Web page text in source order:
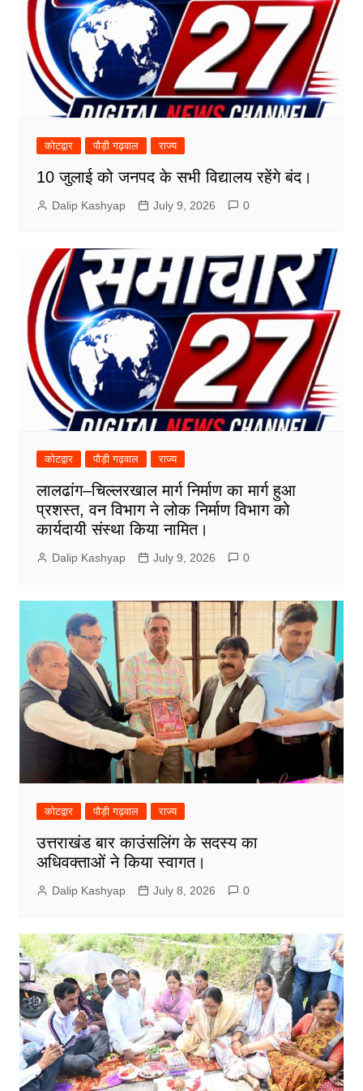
कोटद्वार पौड़ी गढ़वाल राज्य
10 जुलाई को जनपद के सभी विद्यालय रहेंगे बंद।
Dalip Kashyap July 9, 2026 0
कोटद्वार पौड़ी गढ़वाल राज्य
लालढांग–चिल्लरखाल मार्ग निर्माण का मार्ग हुआ
प्रशस्त, वन विभाग ने लोक निर्माण विभाग को
कार्यदायी संस्था किया नामित।
Dalip Kashyap July 9, 2026 0
कोटद्वार पौड़ी गढ़वाल राज्य
उत्तराखंड बार काउंसलिंग के सदस्य का
अधिवक्ताओं ने किया स्वागत।
Dalip Kashyap July 8, 2026 0